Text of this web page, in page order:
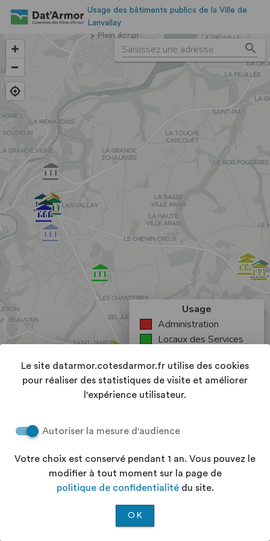
Usage des bâtiments publics de la Ville de
Lanvallay
Plein écran
Le site datarmor.cotesdarmor.fr utilise des cookies
pour réaliser des statistiques de visite et améliorer
l'expérience utilisateur.
Autoriser la mesure d'audience
Votre choix est conservé pendant 1 an. Vous pouvez le
modifier à tout moment sur la page de
politique de confidentialitédu site.
OK